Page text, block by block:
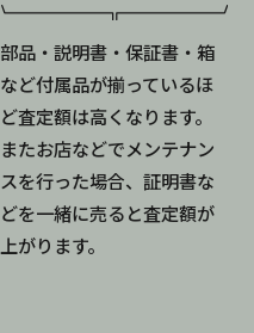
部品・説明書・保証書・箱
など付属品が揃っているほ
ど査定額は高くなります。
またお店などでメンテナン
スを行った場合、証明書な
どを一緒に売ると査定額が
上がります。